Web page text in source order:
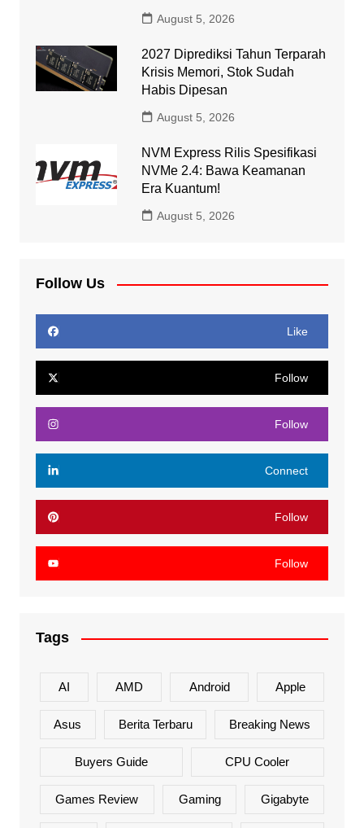
August 5, 2026
2027 Diprediksi Tahun Terparah
Krisis Memori, Stok Sudah
Habis Dipesan
August 5, 2026
NVM Express Rilis Spesifikasi
NVMe 2.4: Bawa Keamanan
Era Kuantum!
August 5, 2026
Follow Us
Like
Follow
Follow
Connect
Follow
Follow
Tags
AI AMD Android Apple
Asus Berita Terbaru Breaking News
Buyers Guide CPU Cooler
Games Review Gaming Gigabyte